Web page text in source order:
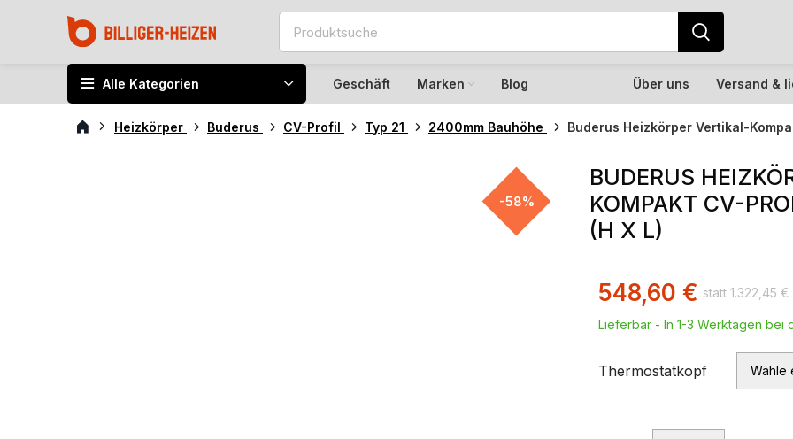
Alle Kategorien Geschäft Marken Blog Über uns Versand &
Heizkörper Buderus CV-Profil Typ 21 2400mm Bauhöhe Buderus Heizkörper Vertikal-
-58%
BUDERUS
KOMPAKT CV-
(H X L)
1.322,45 €
548,60 €
Lieferbar - In 1-3 Werktagen bei
Thermostatkopf